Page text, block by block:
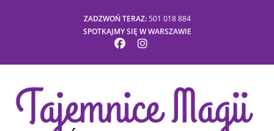
ZADZWOŃ TERAZ:501 018 884
SPOTKAJMY SIĘ W WARSZAWIE